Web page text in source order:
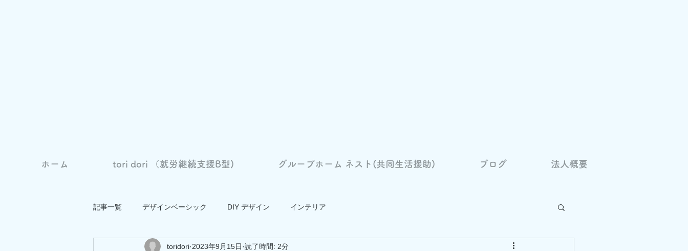
ホーム tori dori （就労継続支援B型) グループホーム ネスト(共同生活援助) ブログ 法人概要
記事一覧 デザインベーシック DIY デザイン インテリア
toridori 2023年9月15日 読了時間: 2分